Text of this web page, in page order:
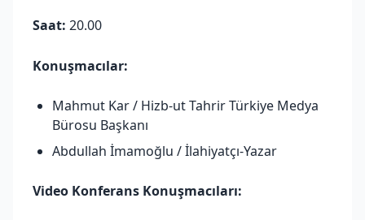
Saat: 20.00
Konuşmacılar:
Mahmut Kar / Hizb-ut Tahrir Türkiye Medya
Bürosu Başkanı
Abdullah İmamoğlu / İlahiyatçı-Yazar
Video Konferans Konuşmacıları: